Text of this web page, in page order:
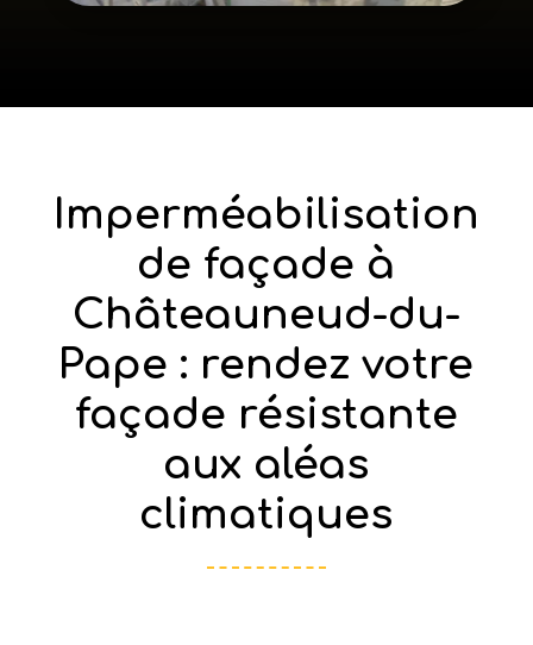
Imperméabilisation
de façade à
Châteauneud-du-
Pape : rendez votre
façade résistante
aux aléas
climatiques